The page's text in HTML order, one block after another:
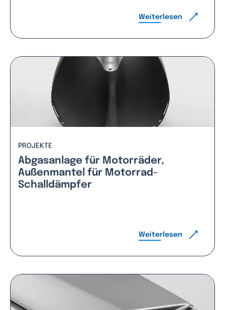
Weiterlesen
PROJEKTE
Abgasanlage für Motorräder,
Außenmantel für Motorrad-
Schalldämpfer
Weiterlesen